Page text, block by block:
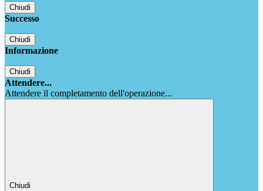
Chiudi
Successo
Chiudi
Informazione
Chiudi
Attendere...
Attendere il completamento dell'operazione...
Chiudi